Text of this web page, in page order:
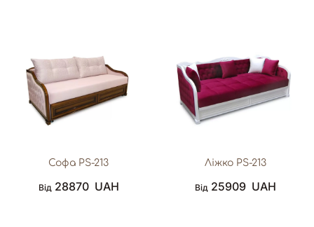
Софа PS-213
Від 28870 UAH
Ліжко PS-213
Від 25909 UAH